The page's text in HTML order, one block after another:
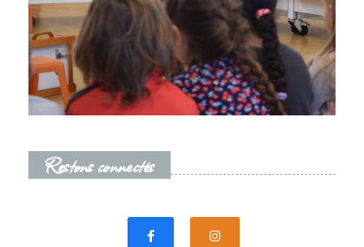
Restons connectés